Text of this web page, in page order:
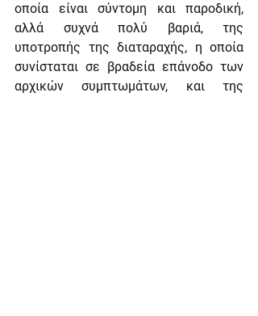
οποία είναι σύντομη και παροδική,
αλλά συχνά πολύ βαριά, της
υποτροπής της διαταραχής, η o­ποία
συνίσταται σε βραδεία επάνοδο των
αρχικών συμπτωμάτων, και της